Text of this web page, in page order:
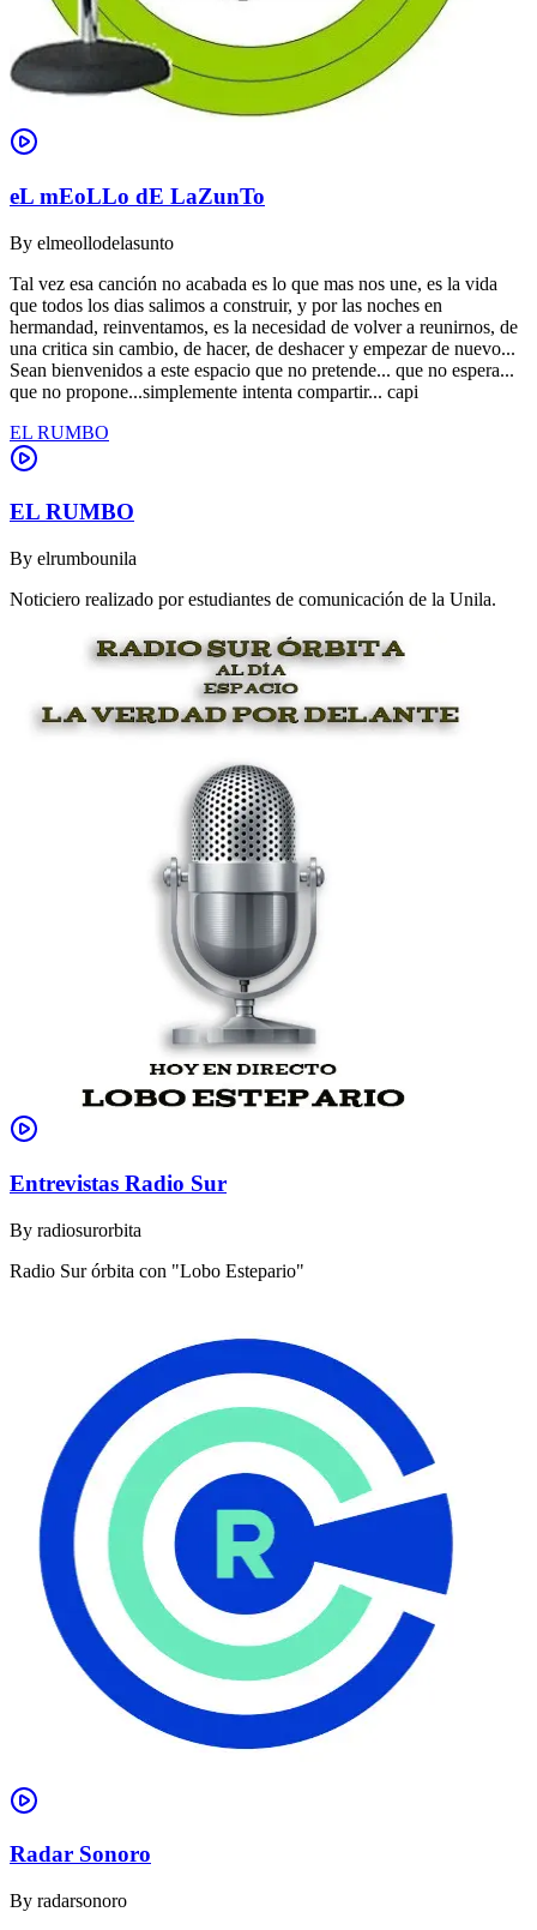
eL mEoLLo dE LaZunTo
By elmeollodelasunto
Tal vez esa canción no acabada es lo que mas nos une, es la vida
que todos los dias salimos a construir, y por las noches en
hermandad, reinventamos, es la necesidad de volver a reunirnos, de
una critica sin cambio, de hacer, de deshacer y empezar de nuevo...
Sean bienvenidos a este espacio que no pretende... que no espera...
que no propone...simplemente intenta compartir... capi
EL RUMBO
EL RUMBO
By elrumbounila
Noticiero realizado por estudiantes de comunicación de la Unila.
Entrevistas Radio Sur
By radiosurorbita
Radio Sur órbita con "Lobo Estepario"
Radar Sonoro
By radarsonoro